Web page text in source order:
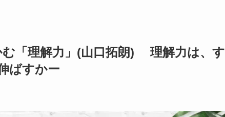
む「理解力」(山口拓朗) 理解力は、す
ばすかー